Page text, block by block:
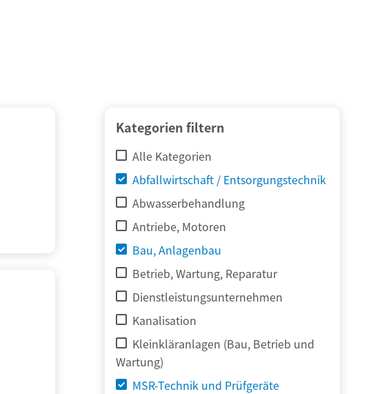
Kategorien filtern
Alle Kategorien
Abfallwirtschaft / Entsorgungstechnik
Abwasserbehandlung
Antriebe, Motoren
Bau, Anlagenbau
Betrieb, Wartung, Reparatur
Dienstleistungsunternehmen
Kanalisation
Kleinkläranlagen (Bau, Betrieb und
Wartung)
MSR-Technik und Prüfgeräte